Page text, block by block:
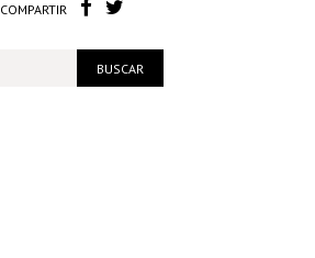
COMPARTIR